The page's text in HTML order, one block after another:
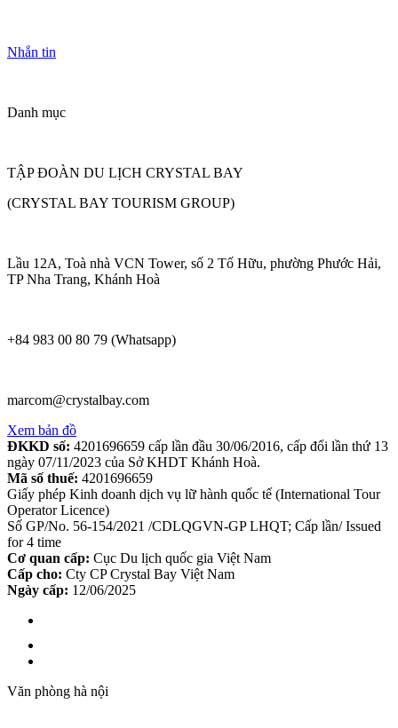
Nhắn tin
Danh mục
TẬP ĐOÀN DU LỊCH CRYSTAL BAY
(CRYSTAL BAY TOURISM GROUP)
Lầu 12A, Toà nhà VCN Tower, số 2 Tố Hữu, phường Phước Hải,
TP Nha Trang, Khánh Hoà
+84 983 00 80 79 (Whatsapp)
marcom@crystalbay.com
Xem bản đồ
ĐKKD số: 4201696659 cấp lần đầu 30/06/2016, cấp đổi lần thứ 13
ngày 07/11/2023 của Sở KHDT Khánh Hoà.
Mã số thuế: 4201696659
Giấy phép Kinh doanh dịch vụ lữ hành quốc tế (International Tour
Operator Licence)
Số GP/No. 56-154/2021 /CDLQGVN-GP LHQT; Cấp lần/ Issued
for 4 time
Cơ quan cấp: Cục Du lịch quốc gia Việt Nam
Cấp cho: Cty CP Crystal Bay Việt Nam
Ngày cấp: 12/06/2025
Văn phòng hà nội